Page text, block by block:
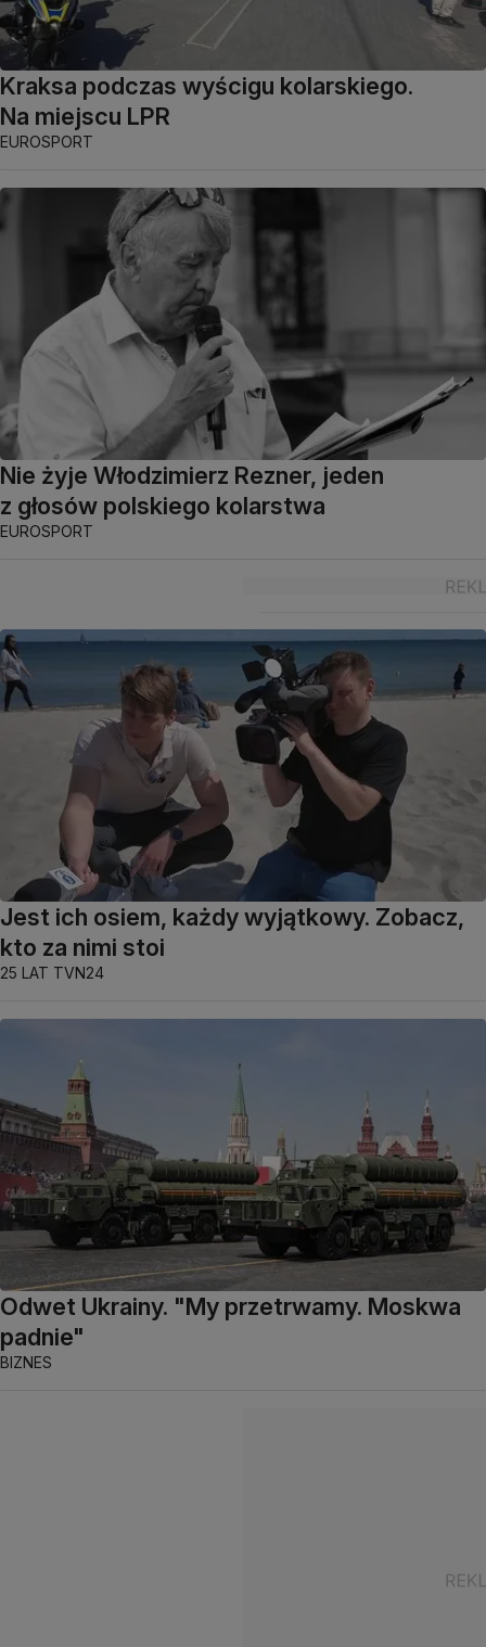
Kraksa podczas wyścigu kolarskiego.
Na miejscu LPR
EUROSPORT
Nie żyje Włodzimierz Rezner, jeden
z głosów polskiego kolarstwa
EUROSPORT
Jest ich osiem, każdy wyjątkowy. Zobacz,
kto za nimi stoi
25 LAT TVN24
Odwet Ukrainy. "My przetrwamy. Moskwa
padnie"
BIZNES